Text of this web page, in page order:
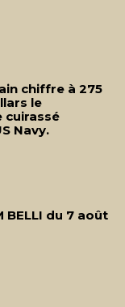
chiffre à 275
le
cuirassé
Navy.
BELLI du 7 août